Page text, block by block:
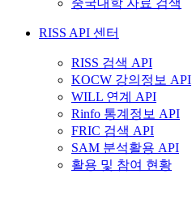
중국대학 자료 검색
RISS API 센터
RISS 검색 API
KOCW 강의정보 API
WILL 연계 API
Rinfo 통계정보 API
FRIC 검색 API
SAM 분석활용 API
활용 및 참여 현황